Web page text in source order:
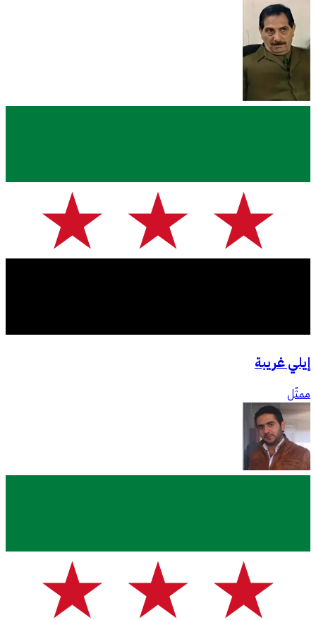
إيلي غريبة
ممثّل